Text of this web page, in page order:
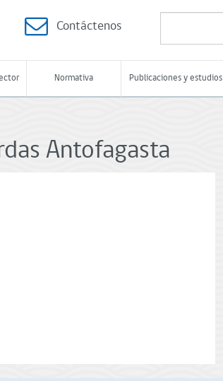
Contáctenos
Normativa Publicaciones y estudios
Antofagasta